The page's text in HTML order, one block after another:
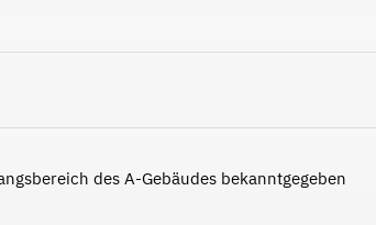
des A-Gebäudes bekanntgegeben